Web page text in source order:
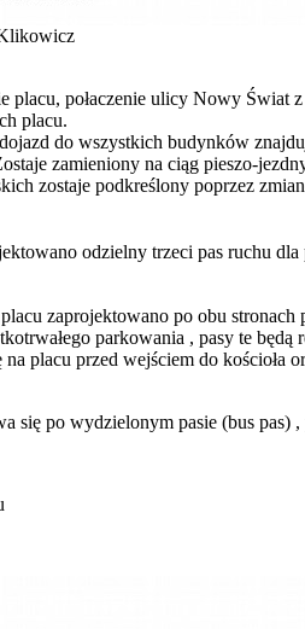
placu, połaczenie ulicy Nowy
placu.
do wszystkich budynków
zamieniony na ciąg pieszo-
zostaje podkreślony poprzez
odzielny trzeci pas ruchu
zaprojektowano po obu
parkowania , pasy te
placu przed wejściem do kościoła
się po wydzielonym pasie (bus